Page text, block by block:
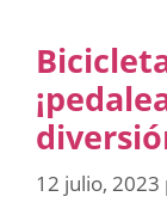
12 julio, 2023